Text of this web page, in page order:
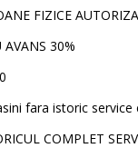
FIZICE
30%
fara istoric
COMPLET